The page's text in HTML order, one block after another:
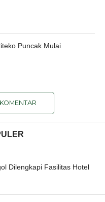
Puncak Mulai
Dilengkapi Fasilitas Hotel